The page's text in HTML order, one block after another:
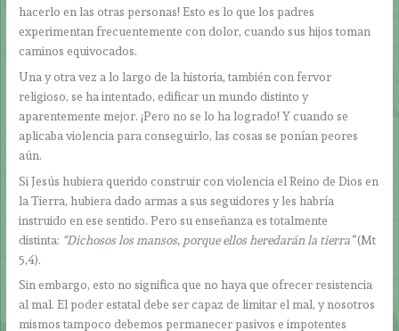
hacerlo en las otras personas! Esto es lo que los padres
experimentan frecuentemente con dolor, cuando sus hijos toman
caminos equivocados.
Una y otra vez a lo largo de la historia, también con fervor
religioso, se ha intentado, edificar un mundo distinto y
aparentemente mejor. ¡Pero no se lo ha logrado! Y cuando se
aplicaba violencia para conseguirlo, las cosas se ponían peores
aún.
Si Jesús hubiera querido construir con violencia el Reino de Dios en
la Tierra, hubiera dado armas a sus seguidores y les habría
instruido en ese sentido. Pero su enseñanza es totalmente
distinta: “Dichosos los mansos, porque ellos heredarán la tierra”(Mt
5,4).
Sin embargo, esto no significa que no haya que ofrecer resistencia
al mal. El poder estatal debe ser capaz de limitar el mal, y nosotros
mismos tampoco debemos permanecer pasivos e impotentes